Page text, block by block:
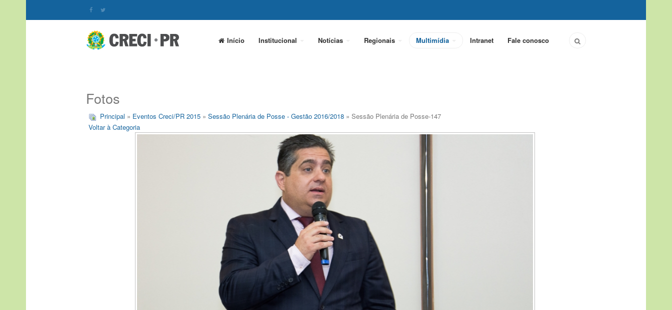
Início Institucional Notícias Regionais Multimídia Intranet Fale conosco
Fotos
Principal » Eventos Creci/PR 2015 » Sessão Plenária de Posse - Gestão 2016/2018 » Sessão Plenária de Posse-147
Voltar à Categoria